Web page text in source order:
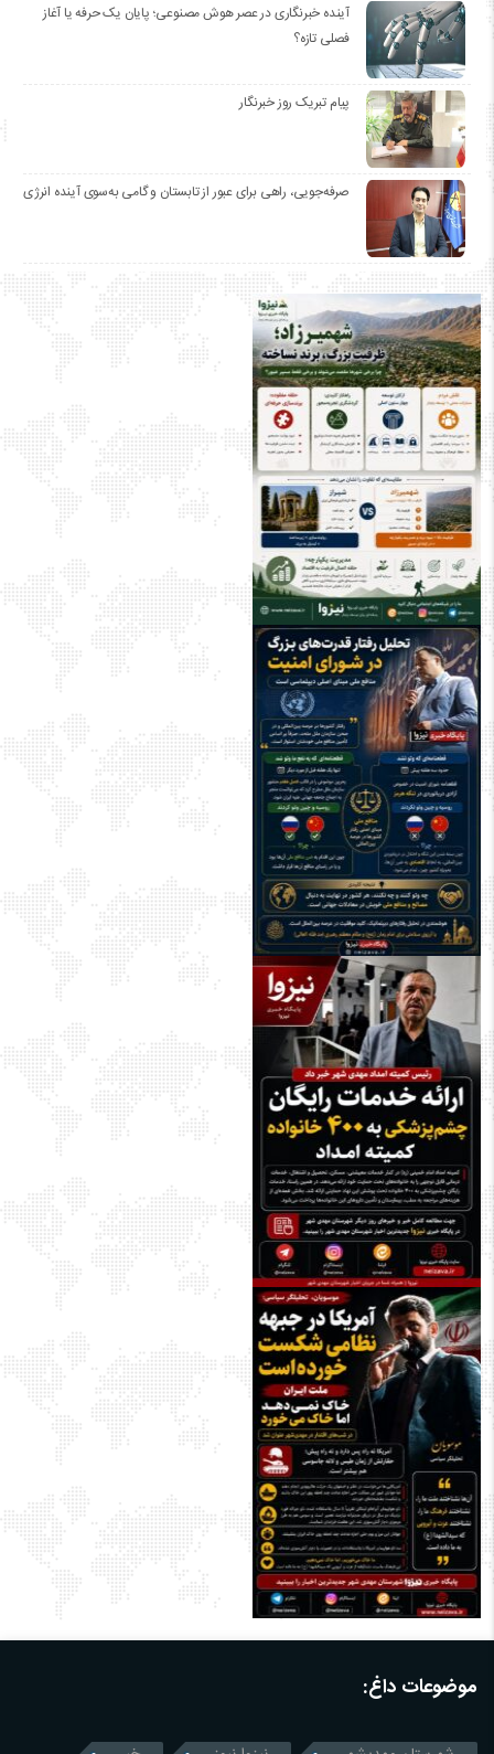
آینده خبرنگاری در عصر هوش مصنوعی؛ پایان یک حرفه یا آغاز
فصلی تازه؟
پیام تبریک روز خبرنگار
صرفه‌جویی، راهی برای عبور از تابستان و گامی به‌سوی آینده انرژی
موضوعات داغ: